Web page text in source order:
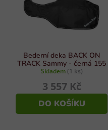
ů
Bederní deka BACK ON
TRACK Sammy - černá 155
Skladem (1 ks)
3 557 Kč
DO KOŠÍKU